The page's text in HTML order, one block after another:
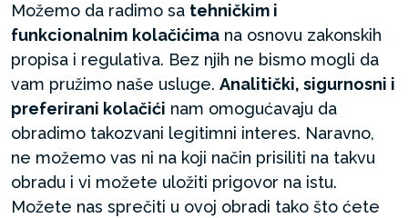
Možemo da radimo sa tehničkim i
funkcionalnim kolačićima na osnovu zakonskih
propisa i regulativa. Bez njih ne bismo mogli da
vam pružimo naše usluge. Analitički, sigurnosni i
preferirani kolačići nam omogućavaju da
obradimo takozvani legitimni interes. Naravno,
ne možemo vas ni na koji način prisiliti na takvu
obradu i vi možete uložiti prigovor na istu.
Možete nas sprečiti u ovoj obradi tako što ćete